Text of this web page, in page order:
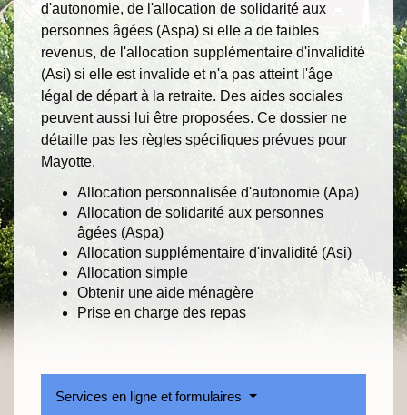
d'autonomie, de l'allocation de solidarité aux
personnes âgées (Aspa) si elle a de faibles
revenus, de l'allocation supplémentaire d'invalidité
(Asi) si elle est invalide et n'a pas atteint l'âge
légal de départ à la retraite. Des aides sociales
peuvent aussi lui être proposées. Ce dossier ne
détaille pas les règles spécifiques prévues pour
Mayotte.
Allocation personnalisée d'autonomie (Apa)
Allocation de solidarité aux personnes
âgées (Aspa)
Allocation supplémentaire d'invalidité (Asi)
Allocation simple
Obtenir une aide ménagère
Prise en charge des repas
Services en ligne et formulaires